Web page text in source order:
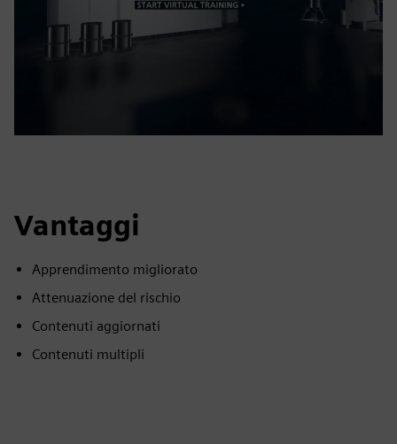
Vantaggi
Apprendimento migliorato
Attenuazione del rischio
Contenuti aggiornati
Contenuti multipli